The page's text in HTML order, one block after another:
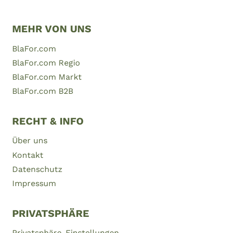
MEHR VON UNS
BlaFor.com
BlaFor.com Regio
BlaFor.com Markt
BlaFor.com B2B
RECHT & INFO
Über uns
Kontakt
Datenschutz
Impressum
PRIVATSPHÄRE